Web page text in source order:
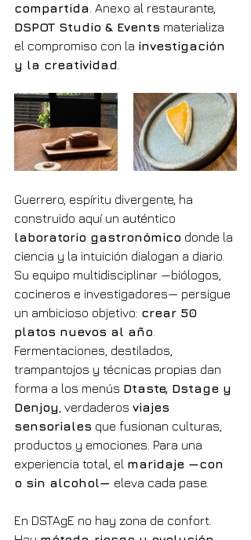
compartida . Anexo al restaurante,
DSPOT Studio & Events materializa
el compromiso con la investigación
y la creatividad
Guerrero, espíritu divergente, ha
construido aquí un auténtico
laboratorio gastronómico donde la
ciencia y la intuición dialogan a diario.
Su equipo multidisciplinar —biólogos,
cocineros e investigadores— persigue
un ambicioso objetivo: crear 50
platos nuevos al año
Fermentaciones, destilados,
trampantojos y técnicas propias dan
forma a los menús Dtaste, Dstage y
Denjoy , verdaderos viajes
sensoriales que fusionan culturas,
productos y emociones. Para una
experiencia total, el maridaje —con
o sin alcohol— eleva cada pase.
En DSTAgE no hay zona de confort.